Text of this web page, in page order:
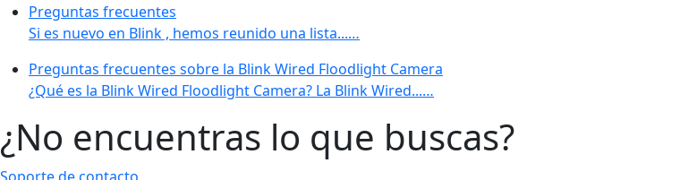
Preguntas frecuentes
Si es nuevo en Blink , hemos reunido una lista...…
Preguntas frecuentes sobre la Blink Wired Floodlight Camera
¿Qué es la Blink Wired Floodlight Camera? La Blink Wired...…
¿No encuentras lo que buscas?